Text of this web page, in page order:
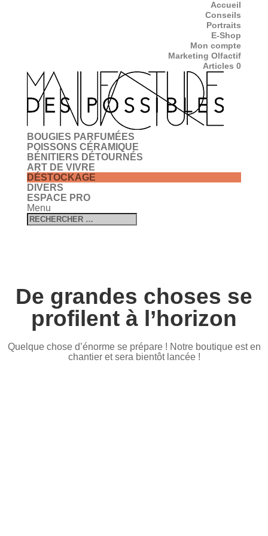
Accueil
Conseils
Portraits
E-Shop
Mon compte
Marketing Olfactif
Articles 0
BOUGIES PARFUMÉES
POISSONS CÉRAMIQUE
BÉNITIERS DÉTOURNÉS
ART DE VIVRE
DÉSTOCKAGE
DIVERS
ESPACE PRO
Menu
De grandes choses se
profilent à l’horizon
Quelque chose d’énorme se prépare ! Notre boutique est en
chantier et sera bientôt lancée !